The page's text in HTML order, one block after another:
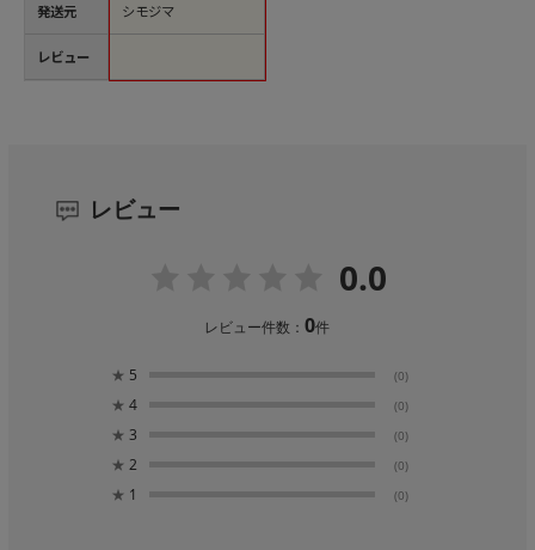
発送元
レビュー
シモジマ
レビュー
0.0
レビュー件数：0件
★ 5 (0)
★ 4 (0)
★ 3 (0)
★ 2 (0)
★ 1 (0)